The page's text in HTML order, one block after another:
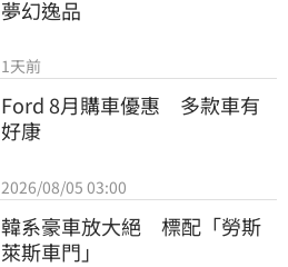
夢幻逸品
1天前
Ford 8月購車優惠　多款車有
好康
2026/08/05 03:00
韓系豪車放大絕　標配「勞斯
萊斯車門」